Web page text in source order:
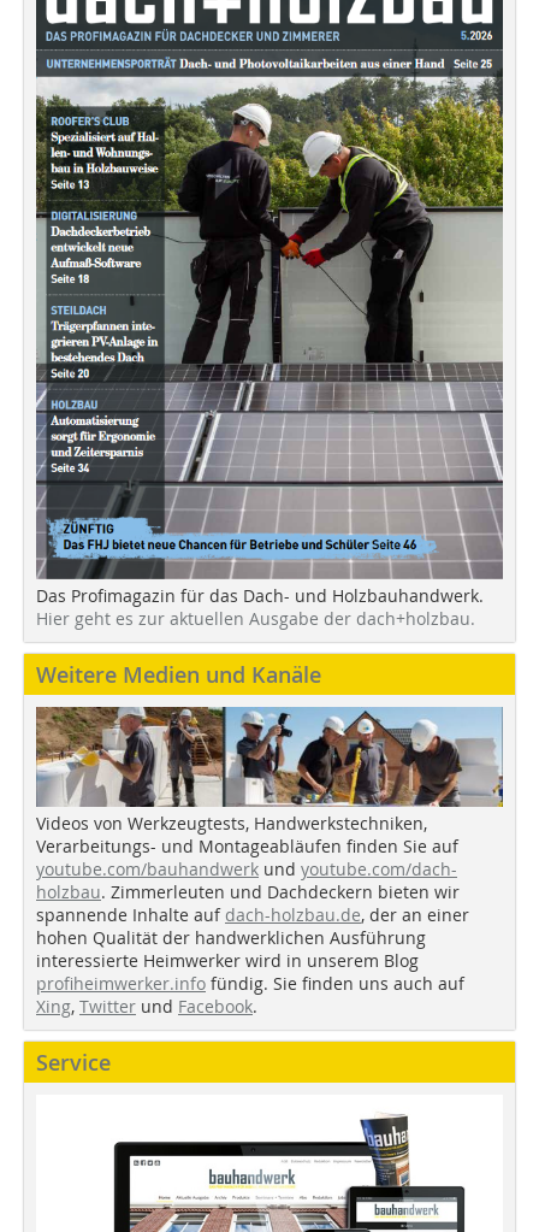
Das Profimagazin für das Dach- und Holzbauhandwerk.
Hier geht es zur aktuellen Ausgabe der dach+holzbau.
Weitere Medien und Kanäle
Videos von Werkzeugtests, Handwerkstechniken,
Verarbeitungs- und Montageabläufen finden Sie auf
youtube.com/bauhandwerk und youtube.com/dach-
holzbau. Zimmerleuten und Dachdeckern bieten wir
spannende Inhalte auf dach-holzbau.de, der an einer
hohen Qualität der handwerklichen Ausführung
interessierte Heimwerker wird in unserem Blog
profiheimwerker.info fündig. Sie finden uns auch auf
Xing, Twitter und Facebook.
Service